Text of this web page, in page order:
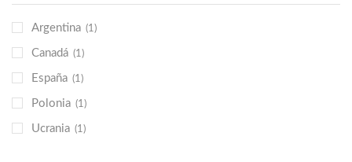
Argentina (1)
Canadá (1)
España (1)
Polonia (1)
Ucrania (1)